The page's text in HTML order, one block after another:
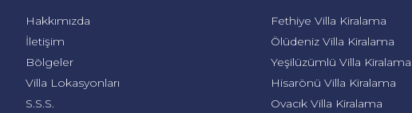
Hakkımızda
İletişim
Bölgeler
Villa Lokasyonları
S.S.S.
Fethiye Villa Kiralama
Ölüdeniz Villa Kiralama
Yeşilüzümlü Villa Kiralama
Hisarönü Villa Kiralama
Ovacık Villa Kiralama